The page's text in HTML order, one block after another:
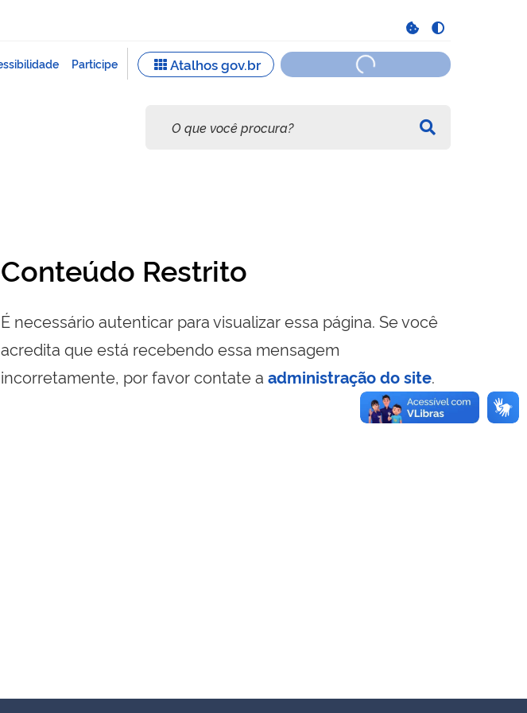
Conteúdo Restrito
É necessário autenticar para visualizar essa página. Se você
acredita que está recebendo essa mensagem
incorretamente, por favor contate a administração do site.